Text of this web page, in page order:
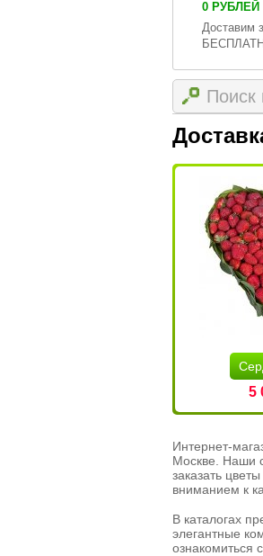
0 РУБЛЕЙ
Доставим
5
Интернет-
Москве. Наши
заказать
вниманием к
В каталогах
элегантные
ознакомиться